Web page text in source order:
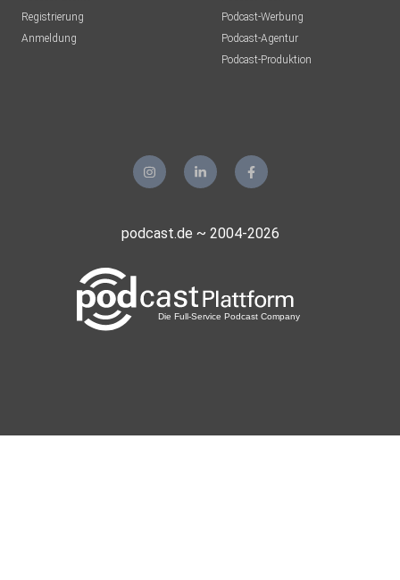
Registrierung
Anmeldung
Podcast-Werbung
Podcast-Agentur
Podcast-Produktion
podcast.de ~ 2004-2026